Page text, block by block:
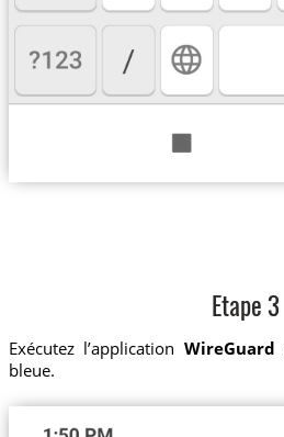
Etape 3
Exécutez l’application WireGuard
bleue.